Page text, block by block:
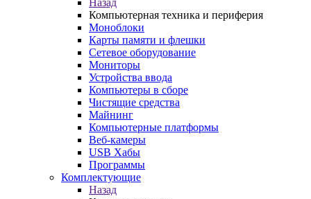
Назад
Компьютерная техника и периферия
Моноблоки
Карты памяти и флешки
Сетевое оборудование
Мониторы
Устройства ввода
Компьютеры в сборе
Чистящие средства
Майнинг
Компьютерные платформы
Веб-камеры
USB Хабы
Программы
Комплектующие
Назад